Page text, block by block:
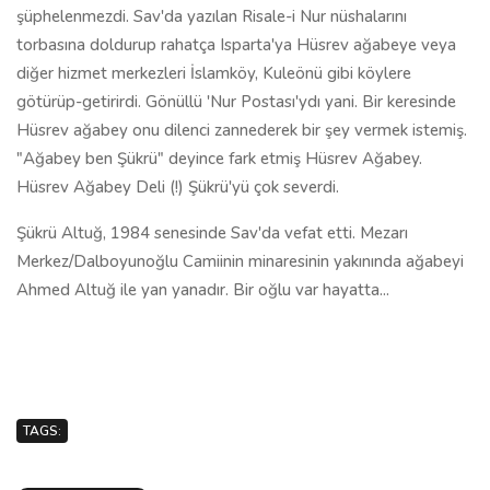
şüphelenmezdi. Sav'da yazılan Risale-i Nur nüshalarını
torbasına doldurup rahatça Isparta'ya Hüsrev ağabeye veya
diğer hizmet merkezleri İslamköy, Kuleönü gibi köylere
götürüp-getirirdi. Gönüllü 'Nur Postası'ydı yani. Bir keresinde
Hüsrev ağabey onu dilenci zannederek bir şey vermek istemiş.
"Ağabey ben Şükrü" deyince fark etmiş Hüsrev Ağabey.
Hüsrev Ağabey Deli (!) Şükrü'yü çok severdi.
Şükrü Altuğ, 1984 senesinde Sav'da vefat etti. Mezarı
Merkez/Dalboyunoğlu Camiinin minaresinin yakınında ağabeyi
Ahmed Altuğ ile yan yanadır. Bir oğlu var hayatta...
TAGS: